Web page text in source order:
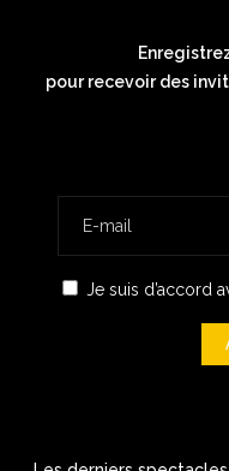
pour recevoir des
Je suis d’accord